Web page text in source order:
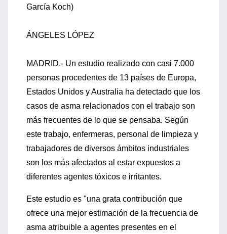
García Koch)
ÁNGELES LÓPEZ
MADRID.- Un estudio realizado con casi 7.000
personas procedentes de 13 países de Europa,
Estados Unidos y Australia ha detectado que los
casos de asma relacionados con el trabajo son
más frecuentes de lo que se pensaba. Según
este trabajo, enfermeras, personal de limpieza y
trabajadores de diversos ámbitos industriales
son los más afectados al estar expuestos a
diferentes agentes tóxicos e irritantes.
Este estudio es "una grata contribución que
ofrece una mejor estimación de la frecuencia de
asma atribuible a agentes presentes en el